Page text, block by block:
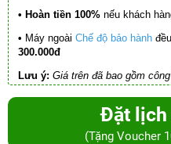
• Hoàn tiền 100% nếu khách
• Máy ngoài Chế độ bảo hành
300.000đ
Lưu ý: Giá trên đã bao gồm
Đặt lịch
(Tặng Voucher